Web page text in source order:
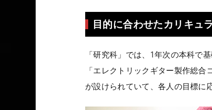
目的に合わせたカリキュ
「研究科」では、1年次の本科で
「エレクトリックギター製作総
が設けられていて、各人の目標に